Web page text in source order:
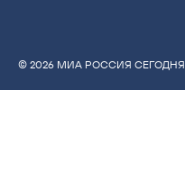
© 2026 МИА РОССИЯ СЕГОДНЯ